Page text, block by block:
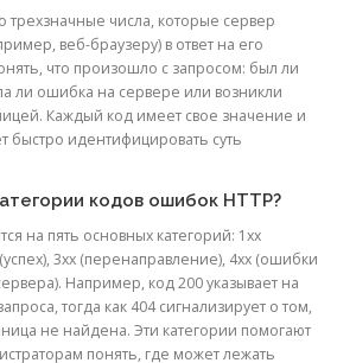
числа, которые сервер
веб-браузеру) в ответ на его
что произошло с запросом: был ли
ли ошибка на сервере или возникли
Каждый код имеет свое значение и
быстро идентифицировать суть
кодов ошибок HTTP?
на пять основных категорий: 1xx
3xx (перенаправление), 4xx (ошибки
Например, код 200 указывает на
тогда как 404 сигнализирует о том,
не найдена. Эти категории помогают
понять, где может лежать